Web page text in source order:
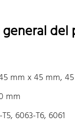
general
mm x 45 mm,
mm
6063-T6, 6061